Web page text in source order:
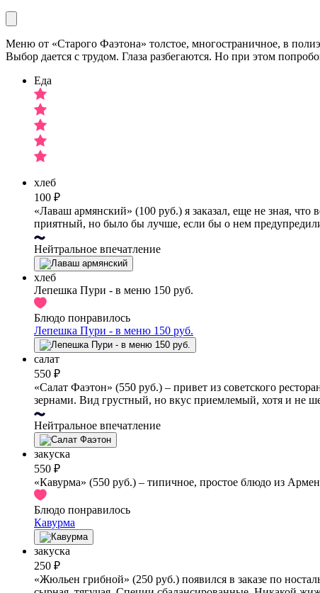
Меню от «Старого Фаэтона» толстое, многостраничное, в
Выбор дается с трудом. Глаза разбегаются. Но при этом
Еда
хлеб
100 ₽
«Лаваш армянский» (100 руб.) я заказал, еще не зная,
приятный, но было бы лучше, если бы о нем
Нейтральное впечатление
хлеб
Лепешка Пури - в меню 150 руб.
Блюдо понравилось
Лепешка Пури - в меню 150 руб.
салат
550 ₽
«Салат Фаэтон» (550 руб.) – привет из советского
зернами. Вид грустный, но вкус приемлемый, хотя и не
Нейтральное впечатление
закуска
550 ₽
«Кавурма» (550 руб.) – типичное, простое блюдо из
Блюдо понравилось
Кавурма
закуска
250 ₽
«Жюльен грибной» (250 руб.) появился в заказе по